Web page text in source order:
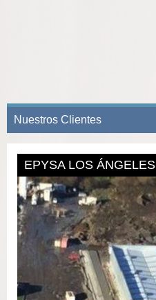
Nuestros Clientes
EPYSA LOS ÁNGELES